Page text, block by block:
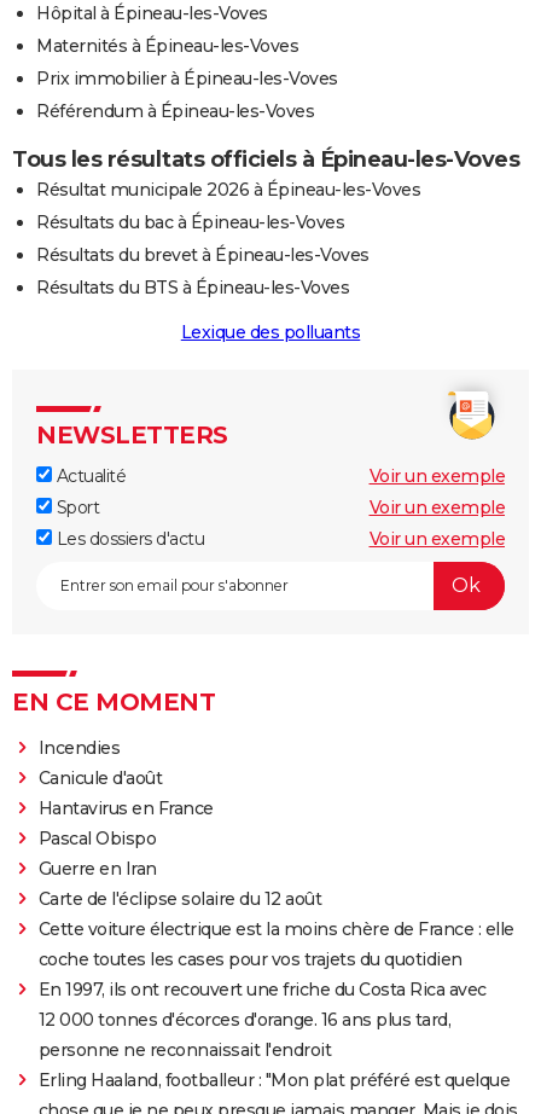
Hôpital à Épineau-les-Voves
Maternités à Épineau-les-Voves
Prix immobilier à Épineau-les-Voves
Référendum à Épineau-les-Voves
Tous les résultats officiels à Épineau-les-Voves
Résultat municipale 2026 à Épineau-les-Voves
Résultats du bac à Épineau-les-Voves
Résultats du brevet à Épineau-les-Voves
Résultats du BTS à Épineau-les-Voves
Lexique des polluants
NEWSLETTERS
Actualité
Voir un exemple
Sport
Voir un exemple
Les dossiers d'actu
Voir un exemple
EN CE MOMENT
Incendies
Canicule d'août
Hantavirus en France
Pascal Obispo
Guerre en Iran
Carte de l'éclipse solaire du 12 août
Cette voiture électrique est la moins chère de France : elle
coche toutes les cases pour vos trajets du quotidien
En 1997, ils ont recouvert une friche du Costa Rica avec
12 000 tonnes d'écorces d'orange. 16 ans plus tard,
personne ne reconnaissait l'endroit
Erling Haaland, footballeur : "Mon plat préféré est quelque